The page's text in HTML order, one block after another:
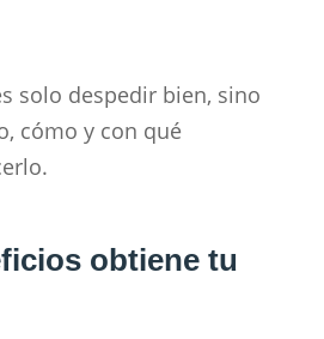
solo despedir bien, sino
cómo y con qué
obtiene tu